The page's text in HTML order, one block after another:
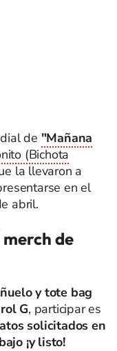
de "Mañana
(Bichota
la llevaron a
en el
abril.
de
y tote bag
G, participar es
solicitados en
¡y listo!